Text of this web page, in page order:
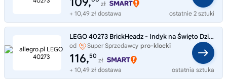
zł
+ 10,49 zł dostawa
ostatnie 2 sztuki
LEGO 40273 BrickHeadz - Indyk na Święto Dziękczynienia
od Super Sprzedawcy pro-klocki
116,50
zł
+ 10,49 zł dostawa
ostatnia sztuka